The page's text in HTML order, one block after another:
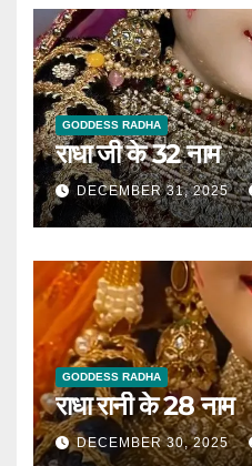
GODDESS RADHA
राधा जी के 32 नाम
DECEMBER 31, 2025
GODDESS RADHA
राधा रानी के 28 नाम
DECEMBER 30, 2025